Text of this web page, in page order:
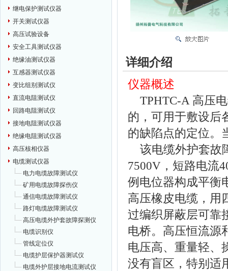
继电保护测试仪器
开关测试仪器
高压试验设备
安全工具测试仪器
绝缘油测试仪器
互感器测试仪器
变比组别测试仪
直流电阻测试仪
回路电阻测试仪
接地电阻测试仪器
绝缘电阻测试仪器
高压核相仪器
电缆测试仪器
电力电缆故障测试仪
矿用电缆故障探伤仪
通信电缆故障测试仪
路灯电缆故障测试仪
高压电缆外护套故障探测仪
电缆识别仪
管线定位仪
电缆护层保护器测试仪
电缆外护层接地电流测试仪
详细介绍
仪器概述
TPHTC-A 高压
的，可用于敷设后
的缺陷点的定位。
该电缆外护套故
7500V，短路电流
例电位器构成平衡
高压橡皮电缆， 用
过编织屏蔽层可靠
电桥。高压恒流源
电压高、重量轻、
没有盲区，特别适